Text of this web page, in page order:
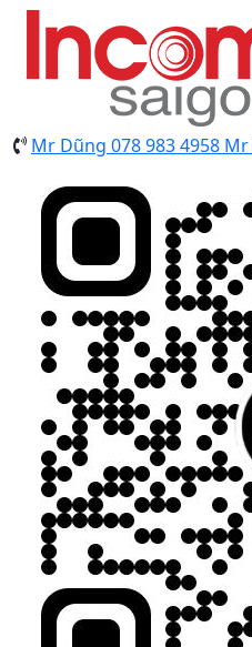
Mr Dũng 078 983 4958 Mr